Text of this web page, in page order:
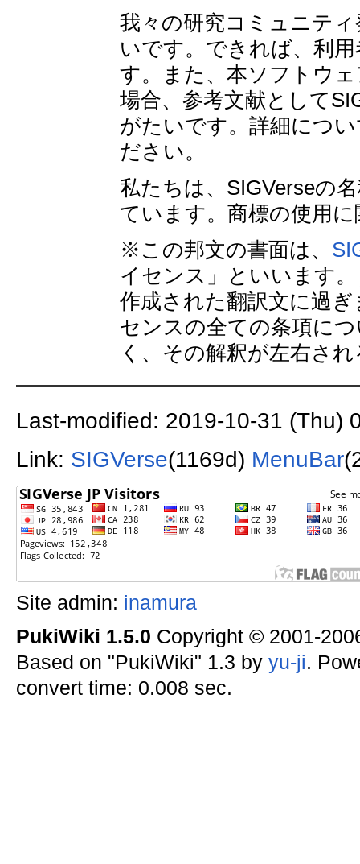
我々の研究コミュニテ
いです。できれば、利
す。また、本ソフトウ
場合、参考文献として
がたいです。詳細につ
ださい。
私たちは、SIGVerseの
ています。商標の使用
※この邦文の書面は、
イセンス」といいます
作成された翻訳文に過
センスの全ての条項に
く、その解釈が左右さ
Last-modified: 2019-10-31 (Thu)
Link: SIGVerse(1169d) MenuBar
Site admin: inamura
PukiWiki 1.5.0 Copyright © 2001-
Based on "PukiWiki" 1.3 by yu-ji.
convert time: 0.008 sec.